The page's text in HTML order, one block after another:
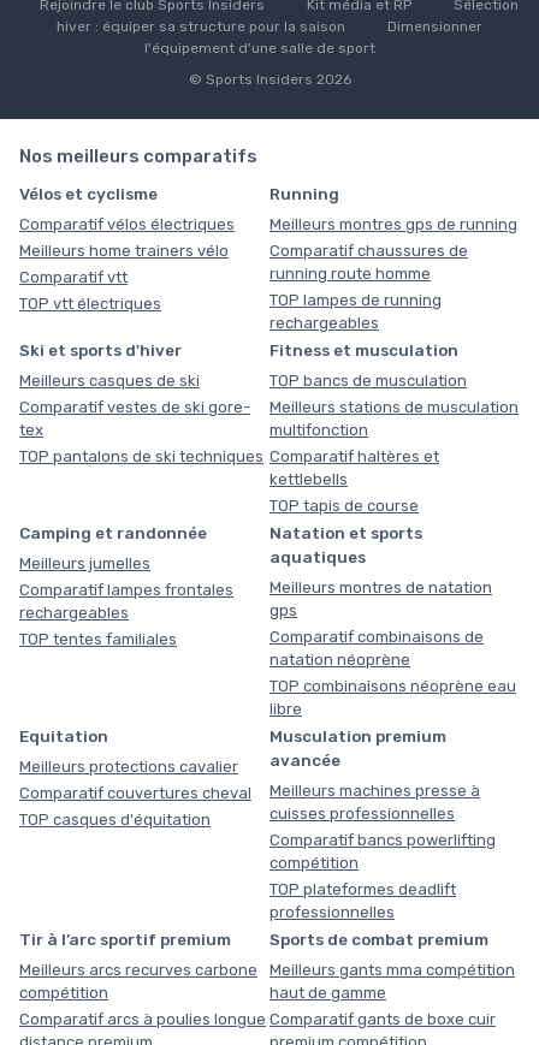
Rejoindre le club Sports Insiders
Kit média et RP
Sélection
hiver : équiper sa structure pour la saison
Dimensionner
l'équipement d'une salle de sport
© Sports Insiders 2026
Nos meilleurs comparatifs
Vélos et cyclisme
Comparatif vélos électriques
Meilleurs home trainers vélo
Comparatif vtt
TOP vtt électriques
Running
Meilleurs montres gps de running
Comparatif chaussures de
running route homme
TOP lampes de running
rechargeables
Ski et sports d'hiver
Meilleurs casques de ski
Comparatif vestes de ski gore-
tex
TOP pantalons de ski techniques
Fitness et musculation
TOP bancs de musculation
Meilleurs stations de musculation
multifonction
Comparatif haltères et
kettlebells
TOP tapis de course
Camping et randonnée
Meilleurs jumelles
Comparatif lampes frontales
rechargeables
TOP tentes familiales
Natation et sports
aquatiques
Meilleurs montres de natation
gps
Comparatif combinaisons de
natation néoprène
TOP combinaisons néoprène eau
libre
Equitation
Meilleurs protections cavalier
Comparatif couvertures cheval
TOP casques d'équitation
Musculation premium
avancée
Meilleurs machines presse à
cuisses professionnelles
Comparatif bancs powerlifting
compétition
TOP plateformes deadlift
professionnelles
Tir à l’arc sportif premium
Meilleurs arcs recurves carbone
compétition
Comparatif arcs à poulies longue
Sports de combat premium
Meilleurs gants mma compétition
haut de gamme
Comparatif gants de boxe cuir